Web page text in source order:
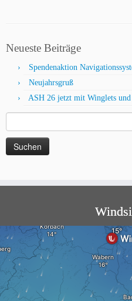
Neueste Beiträge
Spendenaktion
Neujahrsgruß
ASH 26 jetzt mit Winglets
nach: